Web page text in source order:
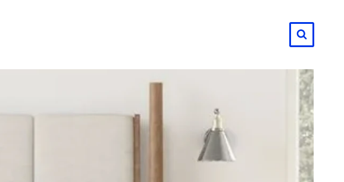
المحتوى